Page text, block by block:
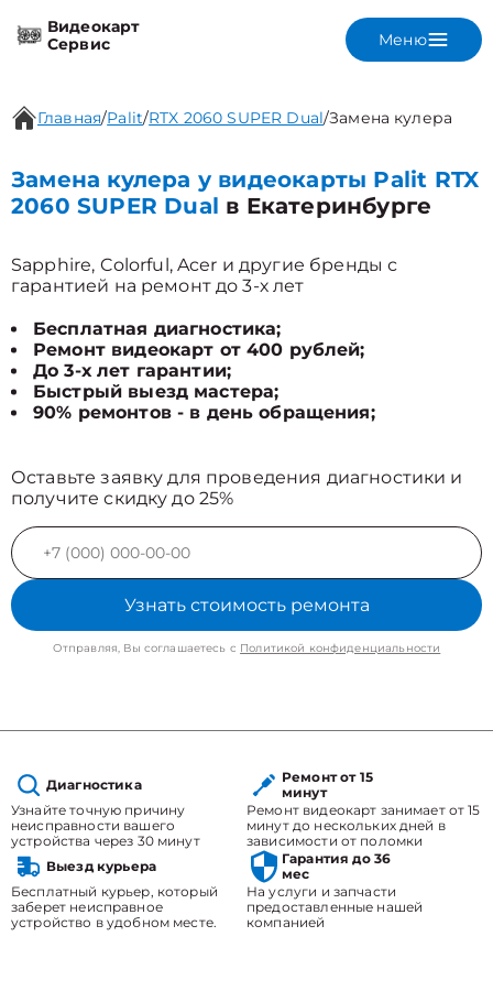
Видеокарт
Сервис
Меню
Главная/Palit/RTX 2060 SUPER Dual/Замена кулера
Замена кулера у видеокарты Palit RTX
2060 SUPER Dual в Екатеринбурге
Sapphire, Colorful, Acer и другие бренды с
гарантией на ремонт до 3-х лет
Бесплатная диагностика;
Ремонт видеокарт от 400 рублей;
До 3-х лет гарантии;
Быстрый выезд мастера;
90% ремонтов - в день обращения;
Оставьте заявку для проведения диагностики и
получите скидку до 25%
Узнать стоимость ремонта
Отправляя, Вы соглашаетесь с Политикой конфиденциальности
Диагностика
Узнайте точную причину
неисправности вашего
устройства через 30 минут
Ремонт от 15
минут
Ремонт видеокарт занимает от 15
минут до нескольких дней в
зависимости от поломки
Выезд курьера
Бесплатный курьер, который
заберет неисправное
устройство в удобном месте.
Гарантия до 36
мес
На услуги и запчасти
предоставленные нашей
компанией